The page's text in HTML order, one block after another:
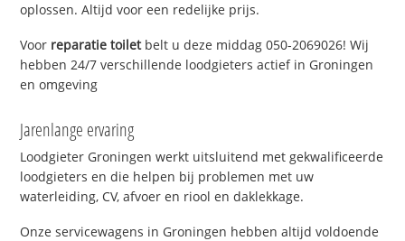
oplossen. Altijd voor een redelijke prijs.
Voor reparatie toiletbelt u deze middag 050-2069026! Wij
hebben 24/7 verschillende loodgieters actief in Groningen
en omgeving
Jarenlange ervaring
Loodgieter Groningen werkt uitsluitend met gekwalificeerde
loodgieters en die helpen bij problemen met uw
waterleiding, CV, afvoer en riool en daklekkage.
Onze servicewagens in Groningen hebben altijd voldoende